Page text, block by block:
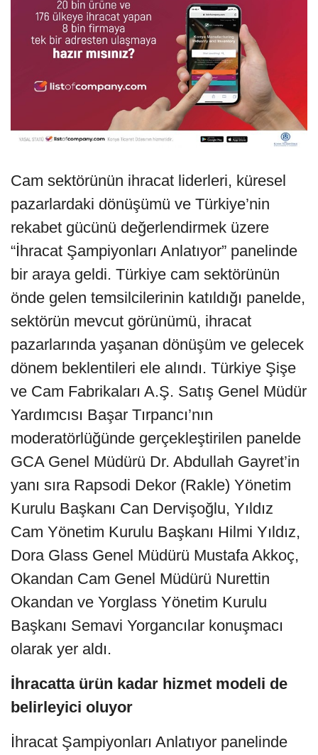
Cam sektörünün ihracat liderleri, küresel
pazarlardaki dönüşümü ve Türkiye’nin
rekabet gücünü değerlendirmek üzere
“İhracat Şampiyonları Anlatıyor” panelinde
bir araya geldi. Türkiye cam sektörünün
önde gelen temsilcilerinin katıldığı panelde,
sektörün mevcut görünümü, ihracat
pazarlarında yaşanan dönüşüm ve gelecek
dönem beklentileri ele alındı. Türkiye Şişe
ve Cam Fabrikaları A.Ş. Satış Genel Müdür
Yardımcısı Başar Tırpancı’nın
moderatörlüğünde gerçekleştirilen panelde
GCA Genel Müdürü Dr. Abdullah Gayret’in
yanı sıra Rapsodi Dekor (Rakle) Yönetim
Kurulu Başkanı Can Dervişoğlu, Yıldız
Cam Yönetim Kurulu Başkanı Hilmi Yıldız,
Dora Glass Genel Müdürü Mustafa Akkoç,
Okandan Cam Genel Müdürü Nurettin
Okandan ve Yorglass Yönetim Kurulu
Başkanı Semavi Yorgancılar konuşmacı
olarak yer aldı.
İhracatta ürün kadar hizmet modeli de
belirleyici oluyor
İhracat Şampiyonları Anlatıyor panelinde